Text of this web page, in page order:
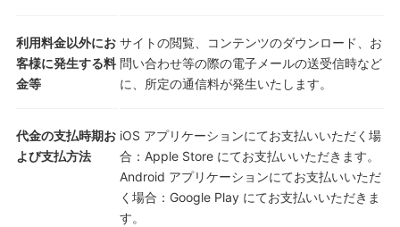
利用料金以外にお
客様に発生する料
金等
サイトの閲覧、コンテンツのダウンロード、お
問い合わせ等の際の電子メールの送受信時など
に、所定の通信料が発生いたします。
代金の支払時期お
よび支払方法
iOS アプリケーションにてお支払いいただく場
合：Apple Store にてお支払いいただきます。
Android アプリケーションにてお支払いいただ
く場合：Google Play にてお支払いいただきま
す。